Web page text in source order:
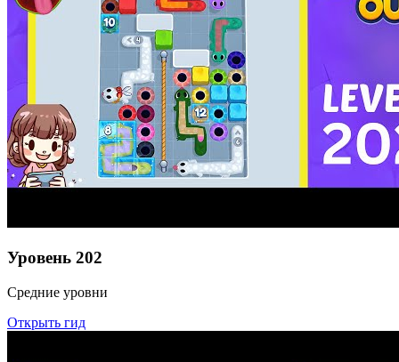
Уровень 202
Средние уровни
Открыть гид